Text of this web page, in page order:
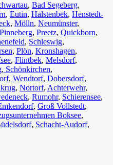
, Bad Segeberg,
, Eutin, Halstenbek, Henstedt-
, Mölln, Neumünster,
Pinneberg, Preetz, Quickborn,
, Schleswig,
, Plön, Kronshagen,
, Flintbek, Melsdorf,
, Schönkirchen,
, Wendtorf, Dobersdorf,
, Nortorf, Achterwehr,
, Rumohr, Schierensee,
, Groß Vollstedt,
Boksee,
, Schacht-Audorf,